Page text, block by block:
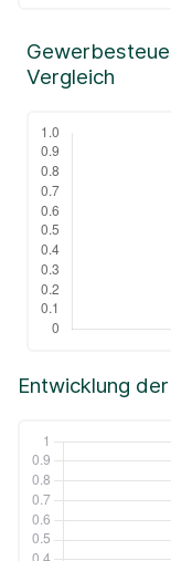
Entwicklung
Vergleich